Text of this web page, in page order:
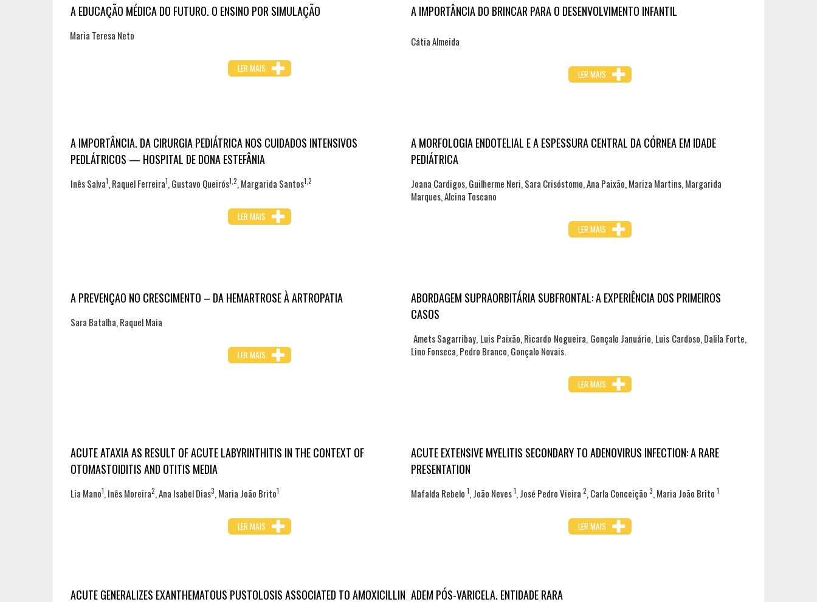
A EDUCAÇÃO MÉDICA DO FUTURO. O ENSINO POR SIMULAÇÃO
Maria Teresa Neto
LER MAIS
A IMPORTÂNCIA DO BRINCAR PARA O DESENVOLVIMENTO INFANTIL
Cátia Almeida
LER MAIS
A IMPORTÂNCIA. DA CIRURGIA PEDIÁTRICA NOS CUIDADOS INTENSIVOS
PEDLÁTRICOS — HOSPITAL DE DONA ESTEFÂNIA
Inês Salva1, Raquel Ferreira1, Gustavo Queirós1,2, Margarida Santos1,2
LER MAIS
A MORFOLOGIA ENDOTELIAL E A ESPESSURA CENTRAL DA CÓRNEA EM IDADE
PEDIÁTRICA
Joana Cardigos, Guilherme Neri, Sara Crisóstomo, Ana Paixão, Mariza Martins, Margarida
Marques, Alcina Toscano
LER MAIS
A PREVENÇAO NO CRESCIMENTO – DA HEMARTROSE À ARTROPATIA
Sara Batalha, Raquel Maia
LER MAIS
ABORDAGEM SUPRAORBITÁRIA SUBFRONTAL: A EXPERIÊNCIA DOS PRIMEIROS
CASOS
Amets Sagarribay, Luis Paixão, Ricardo Nogueira, Gonçalo Januário, Luis Cardoso, Dalila Forte,
Lino Fonseca, Pedro Branco, Gonçalo Novais.
LER MAIS
ACUTE ATAXIA AS RESULT OF ACUTE LABYRINTHITIS IN THE CONTEXT OF
OTOMASTOIDITIS AND OTITIS MEDIA
Lia Mano1, Inês Moreira2, Ana Isabel Dias3, Maria João Brito1
LER MAIS
ACUTE EXTENSIVE MYELITIS SECONDARY TO ADENOVIRUS INFECTION: A RARE
PRESENTATION
Mafalda Rebelo 1, João Neves1, José Pedro Vieira 2, Carla Conceição 3, Maria João Brito 1
LER MAIS
ACUTE GENERALIZES EXANTHEMATOUS PUSTOLOSIS ASSOCIATED TO AMOXICILLIN ADEM PÓS-VARICELA. ENTIDADE RARA